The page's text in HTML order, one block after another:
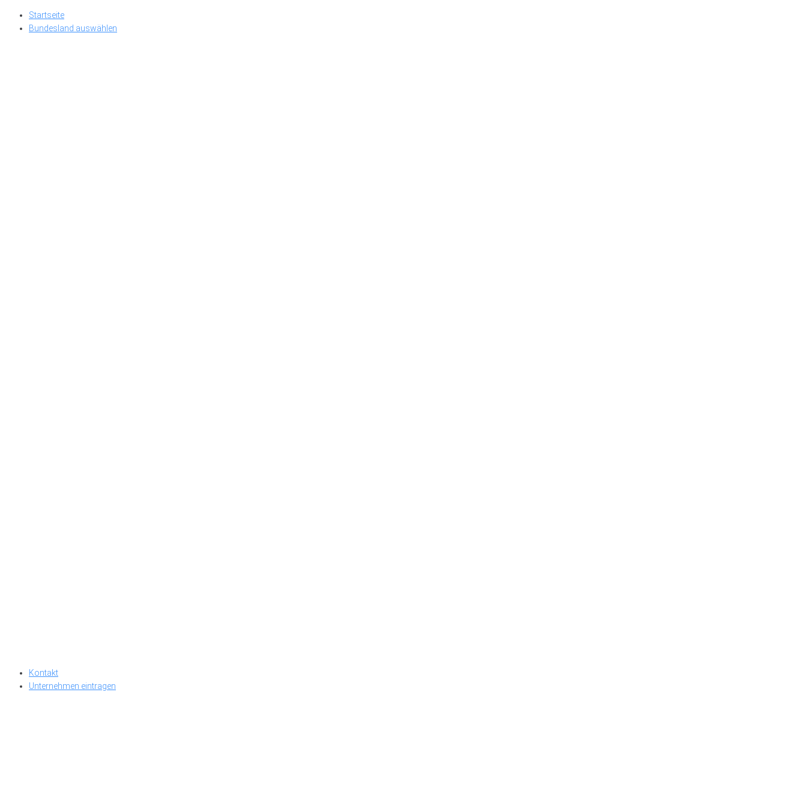
Skip
Startseite
Bundesland auswählen
Kontakt
Unternehmen eintragen